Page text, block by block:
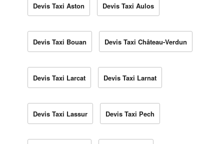
Devis Taxi Aston Devis Taxi Aulos
Devis Taxi Bouan Devis Taxi Château-Verdun
Devis Taxi Larcat Devis Taxi Larnat
Devis Taxi Lassur Devis Taxi Pech